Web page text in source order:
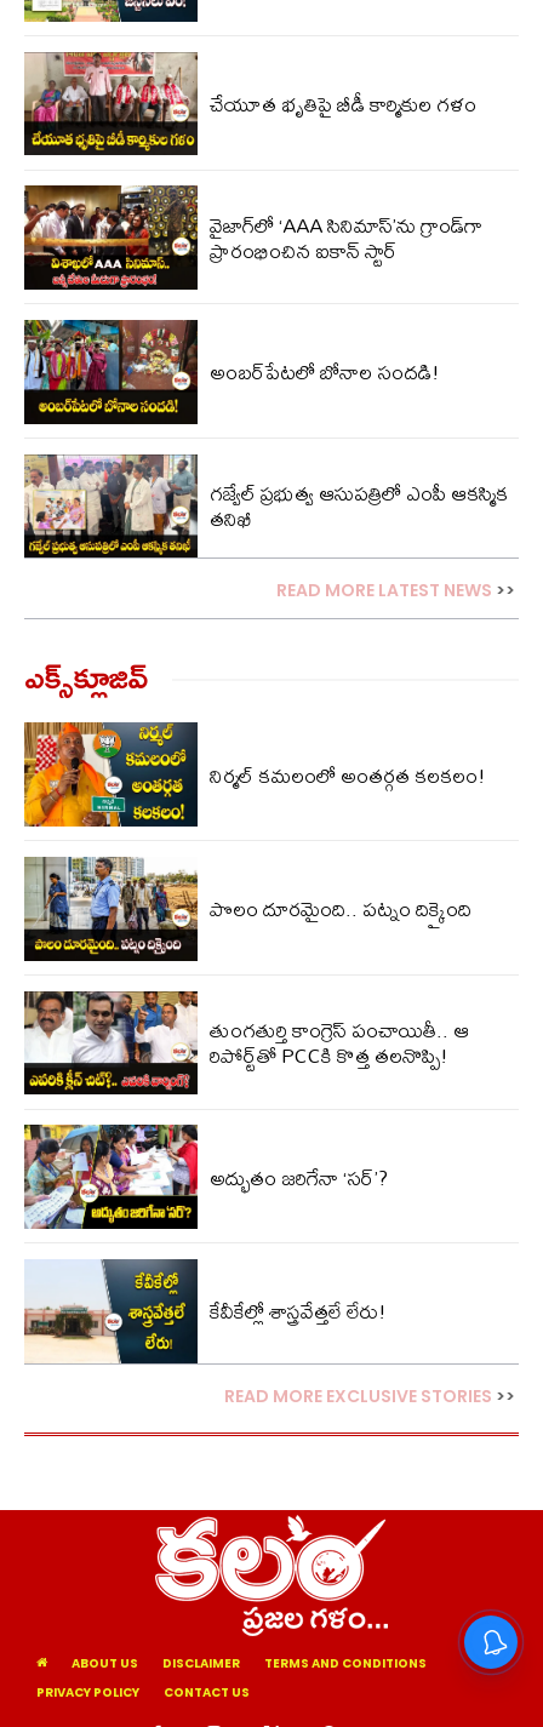
చేయూత భృతిపై బీడీ కార్మికుల గళం
వైజాగ్‌లో ‘AAA సినిమాస్’ను గ్రాండ్‌గా
ప్రారంభించిన ఐకాన్ స్టార్
అంబర్‌పేటలో బోనాల సందడి!
గజ్వేల్ ప్రభుత్వ ఆసుపత్రిలో ఎంపీ ఆక‌స్మిక
త‌నిఖీ
READ MORE LATEST NEWS >>
ఎక్స్‌క్లూజివ్‌
నిర్మల్ కమలంలో అంతర్గత కలకలం!
పొలం దూరమైంది.. పట్నం దిక్కైంది
తుంగతుర్తి కాంగ్రెస్‌ పంచాయితీ.. ఆ
రిపోర్ట్‌తో PCCకి కొత్త తలనొప్పి!
అద్భుతం జరిగేనా ‘సర్’?
కేవీకేల్లో శాస్త్రవేత్తలే లేరు!
READ MORE EXCLUSIVE STORIES >>
ABOUT US DISCLAIMER
TERMS AND CONDITIONS
PRIVACY POLICY
CONTACT US